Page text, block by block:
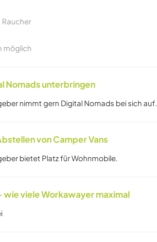
Raucher
möglich
Nomads unterbringen
nimmt gern Digital Nomads bei sich auf.
von Camper Vans
bietet Platz für Wohnmobile.
wie viele Workawayer maximal